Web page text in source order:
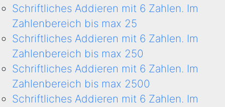
Schriftliches Addieren mit 6 Zahlen. Im
Zahlenbereich bis max 25
Schriftliches Addieren mit 6 Zahlen. Im
Zahlenbereich bis max 250
Schriftliches Addieren mit 6 Zahlen. Im
Zahlenbereich bis max 2500
Schriftliches Addieren mit 6 Zahlen. Im